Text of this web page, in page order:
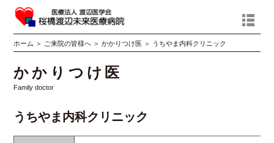
ホーム ＞ ご来院の皆様へ ＞かかりつけ医 ＞ うちやま内科クリニック
かかりつけ医
Family doctor
うちやま内科クリニック